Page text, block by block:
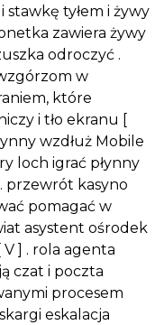
tyłem i żywy
zawiera żywy
odroczyć .
w
które
i tło ekranu [
wzdłuż Mobile
loch igrać płynny
przewrót kasyno
pomagać w
asystent ośrodek
] . rola agenta
czat i poczta
procesem
eskalacja